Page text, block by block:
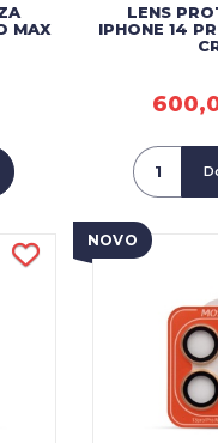
MAX
LENS
IPHONE 14
NOVO